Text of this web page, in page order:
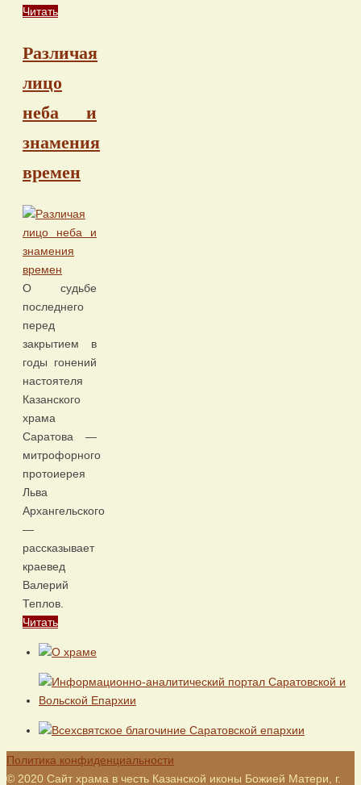
Читать
Различая
лицо
неба и
знамения
времен
О судьбе
последнего
перед
закрытием в
годы гонений
настоятеля
Казанского
храма
Саратова —
митрофорного
протоиерея
Льва
Архангельского
—
рассказывает
краевед
Валерий
Теплов.
Читать
Политика конфиденциальности
© 2020 Сайт храма в честь Казанской иконы Божией Матери, г.